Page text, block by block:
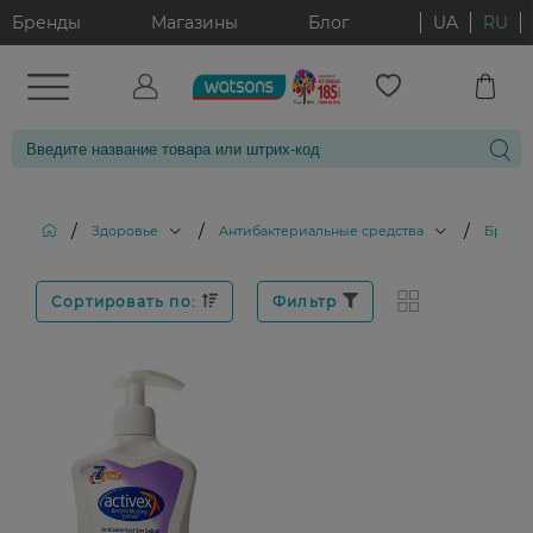
Бренды Магазины Блог UA RU
/ Здоровье / Антибактериальные средства / Бренд:
Сортировать по: Фильтр